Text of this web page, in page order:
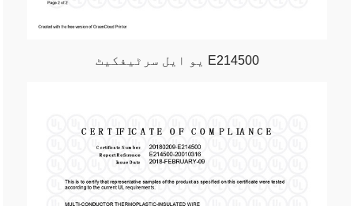
یو ایل سرٹیفکیٹ E214500